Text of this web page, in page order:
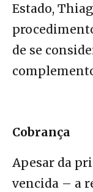
Estado,
de se
Cobrança
Apesar da
vencida – a